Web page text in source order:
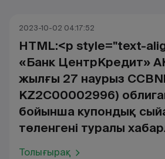
2023-10-02 04:17:52
HTML:<p style="text-
«Банк ЦентрКредит»
жылғы 27 наурыз
KZ2C00002996)
бойынша купондық
төленгені туралы
Толығырақ